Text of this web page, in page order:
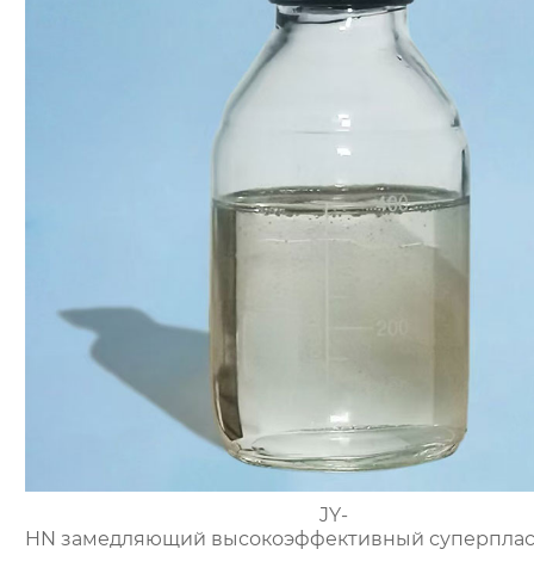
JY-
HN замедляющий высокоэффективный